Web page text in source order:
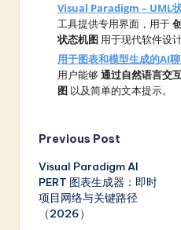
Visual Paradigm – UML
工具提供专用界面，用于
状态机图 用于现代软件设计
用于图表和模型生成的AI
用户能够 通过自然语言交
图 以及简单的文本提示。
Post
navigation
Previous Post
Visual Paradigm AI
PERT 图表生成器：即时
项目网络与关键路径
（2026）